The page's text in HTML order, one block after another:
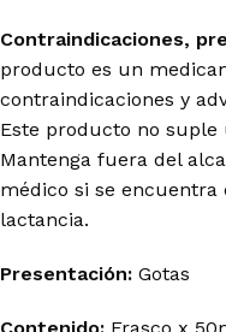
Contraindicaciones,
producto es un
contraindicaciones y
Este producto no
Mantenga fuera del
médico si se encuentra
lactancia.
Presentación: Gotas